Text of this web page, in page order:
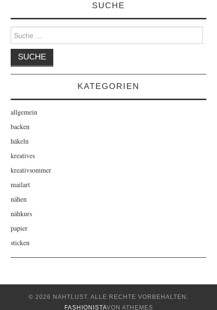
SUCHE
nach:
KATEGORIEN
allgemein
backen
häkeln
kreatives
kreativsommer
mailart
nähen
nähkurs
papier
sticken
© 2026 NAHTLUST. ALLE RECHTE VORBEHALTEN.
FASHIONISTAVON ATHEMES